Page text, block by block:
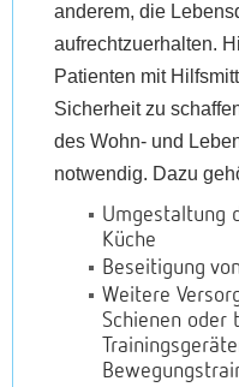
anderem, die
aufrechtzuerhalten.
Patienten mit
Sicherheit zu
des Wohn- und
notwendig. Dazu
Umgestaltung
Küche
Beseitigung
Weitere
Schienen oder